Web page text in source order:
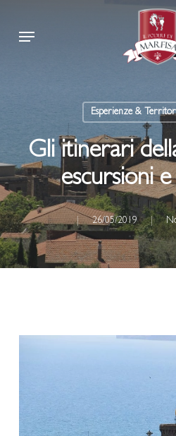
Menu
Esperienze &
Gli itinerari
escursioni
26/05/2019